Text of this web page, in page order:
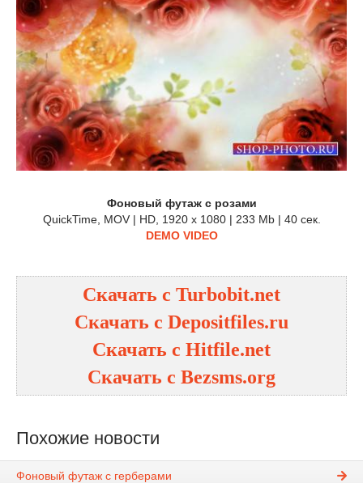
Фоновый футаж с розами
QuickTime, MOV | HD, 1920 x 1080 | 233 Mb | 40 сек.
DEMO VIDEO
Скачать с Turbobit.net
Скачать с Depositfiles.ru
Скачать с Hitfile.net
Скачать с Bezsms.org
Похожие новости
Фоновый футаж с герберами